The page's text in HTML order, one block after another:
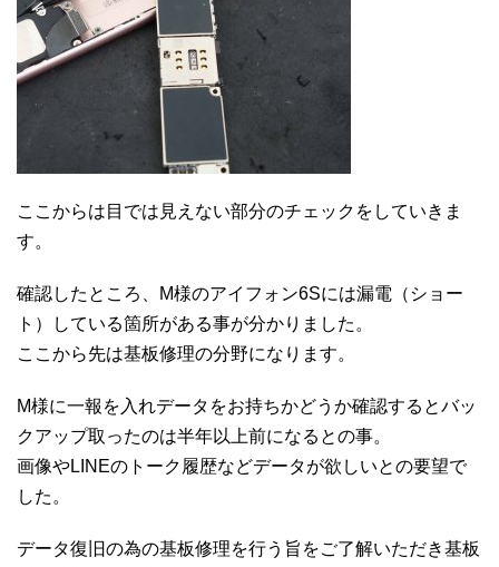
ここからは目では見えない部分のチェックをしていきま
す。
確認したところ、M様のアイフォン6Sには漏電（ショー
ト）している箇所がある事が分かりました。
ここから先は基板修理の分野になります。
M様に一報を入れデータをお持ちかどうか確認するとバッ
クアップ取ったのは半年以上前になるとの事。
画像やLINEのトーク履歴などデータが欲しいとの要望で
した。
データ復旧の為の基板修理を行う旨をご了解いただき基板